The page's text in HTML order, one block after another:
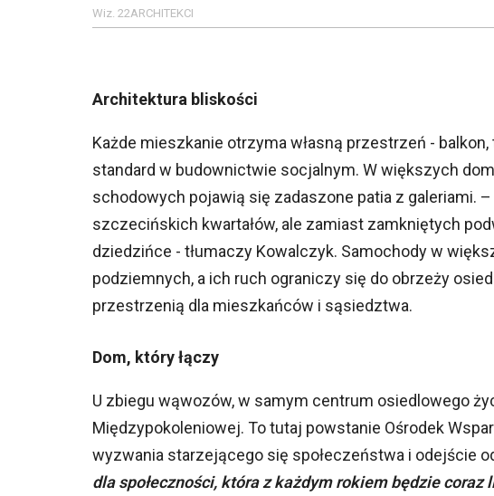
Wiz. 22ARCHITEKCI
Architektura bliskości
Każde mieszkanie otrzyma własną przestrzeń -
standard w budownictwie socjalnym. W większych
schodowych pojawią się zadaszone patia z galeriami.
szczecińskich kwartałów, ale zamiast zamkniętych
dziedzińce - tłumaczy Kowalczyk. Samochody w
podziemnych, a ich ruch ograniczy się do obrzeży
przestrzenią dla mieszkańców i sąsiedztwa.
Dom, który łączy
U zbiegu wąwozów, w samym centrum osiedlowego
Międzypokoleniowej. To tutaj powstanie Ośrodek
wyzwania starzejącego się społeczeństwa i odejście
dla społeczności, która z każdym rokiem będzie